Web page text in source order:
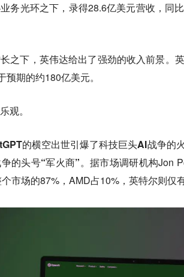
务光环之下，录得28.6亿美元营收，同
之下，英伟达给出了强劲的收入前景。
期的约180亿美元。
观。
的横空出世引爆了科技巨头AI战争的
的头号“军火商”。 据市场调研机构Jon
市场的87%，AMD占10%，英特尔则仅有